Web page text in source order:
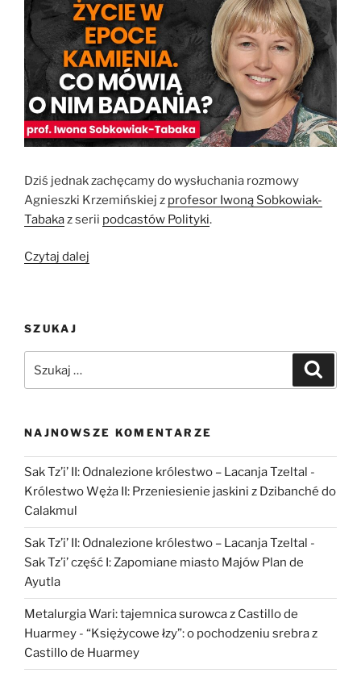
Dziś jednak zachęcamy do wysłuchania rozmowy
Agnieszki Krzemińskiej z profesor Iwoną Sobkowiak-
Tabakaz serii podcastów Polityki.
Czytaj dalej
Profesor
Tabaka
podcaście
SZUKAJ
NAJNOWSZE KOMENTARZE
Sak Tz’i’ II: Odnalezione królestwo – Lacanja Tzeltal -
Królestwo Węża II: Przeniesienie jaskini z Dzibanché do
Calakmul
Sak Tz’i’ II: Odnalezione królestwo – Lacanja Tzeltal -
Sak Tz’i’ część I: Zapomiane miasto Majów Plan de
Ayutla
Metalurgia Wari: tajemnica surowca z Castillo de
Huarmey - “Księżycowe łzy”: o pochodzeniu srebra z
Castillo de Huarmey